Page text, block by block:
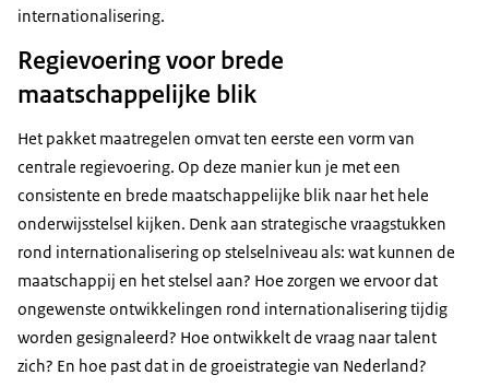
internationalisering.
Regievoering voor brede
maatschappelijke blik
Het pakket maatregelen omvat ten eerste een vorm van
centrale regievoering. Op deze manier kun je met een
consistente en brede maatschappelijke blik naar het hele
onderwijsstelsel kijken. Denk aan strategische vraagstukken
rond internationalisering op stelselniveau als: wat kunnen de
maatschappij en het stelsel aan? Hoe zorgen we ervoor dat
ongewenste ontwikkelingen rond internationalisering tijdig
worden gesignaleerd? Hoe ontwikkelt de vraag naar talent
zich? En hoe past dat in de groeistrategie van Nederland?